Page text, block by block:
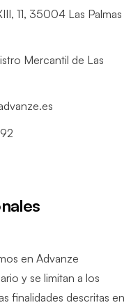
11, 35004 Las Palmas
Mercantil de Las
en Advanze
y se limitan a los
finalidades descritas en